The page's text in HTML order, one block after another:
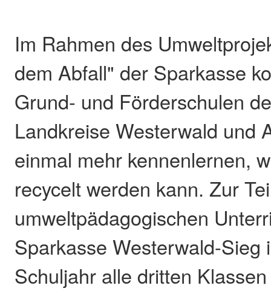
Im Rahmen des
dem Abfall" der Sparkasse
Grund- und Förderschulen
Landkreise Westerwald und
einmal mehr kennenlernen,
recycelt werden kann. Zur
umweltpädagogischen
Sparkasse Westerwald-Sieg
Schuljahr alle dritten